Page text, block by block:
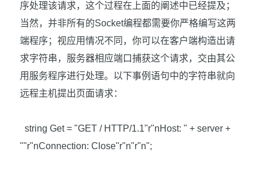
序处理该请求，这个过程在上面的阐述中已经提及；
当然，并非所有的Socket编程都需要你严格编写这两
端程序；视应用情况不同，你可以在客户端构造出请
求字符串，服务器相应端口捕获这个请求，交由其公
用服务程序进行处理。以下事例语句中的字符串就向
远程主机提出页面请求：
string Get = "GET / HTTP/1.1"r"nHost: " + server +
""r"nConnection: Close"r"n"r"n";